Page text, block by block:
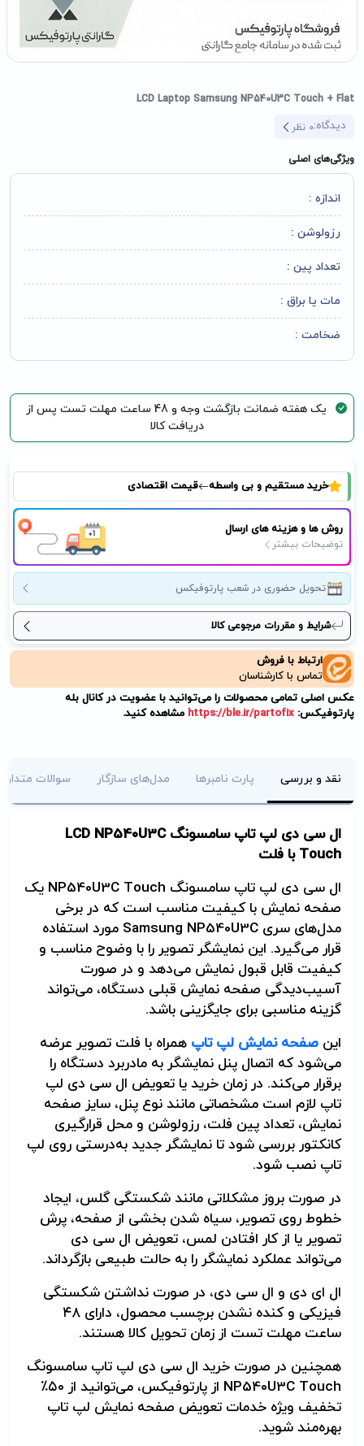
LCD Laptop Samsung NP540U3C Touch + Flat
دیدگاه:0 نظر
ویژگی‌های اصلی
اندازه :
رزولوشن :
تعداد پین :
مات یا براق :
ضخامت :
یک هفته ضمانت بازگشت وجه و 48 ساعت مهلت تست پس از
دریافت کالا
خرید مستقیم و بی واسطه قیمت اقتصادی
روش ها و هزینه های ارسال
توضیحات بیشتر
تحویل حضوری در شعب پارتوفیکس
شرایط و مقررات مرجوعی کالا
ارتباط با فروش
تماس با کارشناسان
عکس اصلی تمامی محصولات را می‌توانید با عضویت در کانال بله
پارتوفیکس: https://ble.ir/partofix مشاهده کنید.
نقد و بررسی پارت نامبرها مدل‌های سازگار سوالات
ال سی دی لپ تاپ سامسونگLCD NP540U3C
Touch با فلت
ال سی دی لپ تاپ سامسونگ NP540U3C Touch یک
صفحه نمایش با کیفیت مناسب است که در برخی
مدل‌های سری Samsung NP540U3C مورد استفاده
قرار می‌گیرد. این نمایشگر تصویر را با وضوح مناسب و
کیفیت قابل قبول نمایش می‌دهد و در صورت
آسیب‌دیدگی صفحه نمایش قبلی دستگاه، می‌تواند
گزینه مناسبی برای جایگزینی باشد.
این صفحه نمایش لپ تاپ همراه با فلت تصویر عرضه
می‌شود که اتصال پنل نمایشگر به مادربرد دستگاه را
برقرار می‌کند. در زمان خرید یا تعویض ال سی دی لپ
تاپ لازم است مشخصاتی مانند نوع پنل، سایز صفحه
نمایش، تعداد پین فلت، رزولوشن و محل قرارگیری
کانکتور بررسی شود تا نمایشگر جدید به‌درستی روی لپ
تاپ نصب شود.
در صورت بروز مشکلاتی مانند شکستگی گلس، ایجاد
خطوط روی تصویر، سیاه شدن بخشی از صفحه، پرش
تصویر یا از کار افتادن لمس، تعویض ال سی دی
می‌تواند عملکرد نمایشگر را به حالت طبیعی بازگرداند.
ال ای دی و ال سی دی، در صورت نداشتن شکستگی
فیزیکی و کنده نشدن برچسب محصول، دارای ۴۸
ساعت مهلت تست از زمان تحویل کالا هستند.
همچنین در صورت خرید ال سی دی لپ تاپ سامسونگ
NP540U3C Touch
از پارتوفیکس، می‌توانید از ۵۰٪
تخفیف ویژه خدمات تعویض صفحه نمایش لپ تاپ
بهره‌مند شوید.